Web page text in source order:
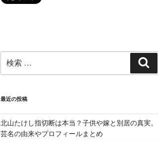
索:
索
最近の投稿
北山たけし指切断は本当？子供や嫁と別居の真実。
芸名の由来やプロフィールまとめ